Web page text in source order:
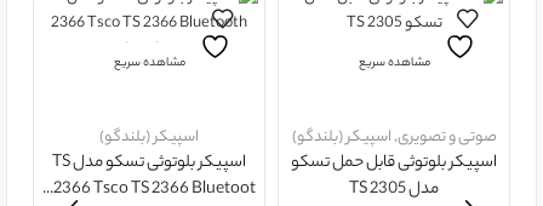
مشاهده سریع
صوتی و تصویری,اسپیکر (بلندگو)
اسپیکر بلوتوثی قابل حمل تسکو
مدل TS 2305
مشاهده سریع
اسپیکر (بلندگو)
اسپیکر بلوتوثی تسکو مدل TS
2366 Tsco TS 2366 Bluetoot...